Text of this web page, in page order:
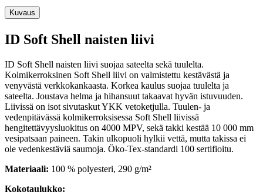
Kuvaus
ID Soft Shell naisten liivi
ID Soft Shell naisten liivi suojaa sateelta sekä tuulelta.
Kolmikerroksinen Soft Shell liivi on valmistettu kestävästä ja
venyvästä verkkokankaasta. Korkea kaulus suojaa tuulelta ja
sateelta. Joustava helma ja hihansuut takaavat hyvän istuvuuden.
Liivissä on isot sivutaskut YKK vetoketjulla. Tuulen- ja
vedenpitävässä kolmikerroksisessa Soft Shell liivissä
hengitettävyysluokitus on 4000 MPV, sekä takki kestää 10 000 mm
vesipatsaan paineen. Takin ulkopuoli hylkii vettä, mutta takissa ei
ole vedenkestäviä saumoja. Öko-Tex-standardi 100 sertifioitu.
Materiaali: 100 % polyesteri, 290 g/m²
Kokotaulukko: